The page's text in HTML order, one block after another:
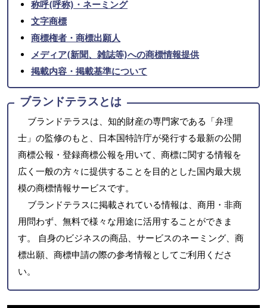
称呼(呼称)・ネーミング
文字商標
商標権者・商標出願人
メディア(新聞、雑誌等)への商標情報提供
掲載内容・掲載基準について
ブランドテラスとは
ブランドテラスは、知的財産の専門家である「弁理
士」の監修のもと、日本国特許庁が発行する最新の公開
商標公報・登録商標公報を用いて、商標に関する情報を
広く一般の方々に提供することを目的とした国内最大規
模の商標情報サービスです。
ブランドテラスに掲載されている情報は、商用・非商
用問わず、無料で様々な用途に活用することができま
す。 自身のビジネスの商品、サービスのネーミング、商
標出願、商標申請の際の参考情報としてご利用くださ
い。